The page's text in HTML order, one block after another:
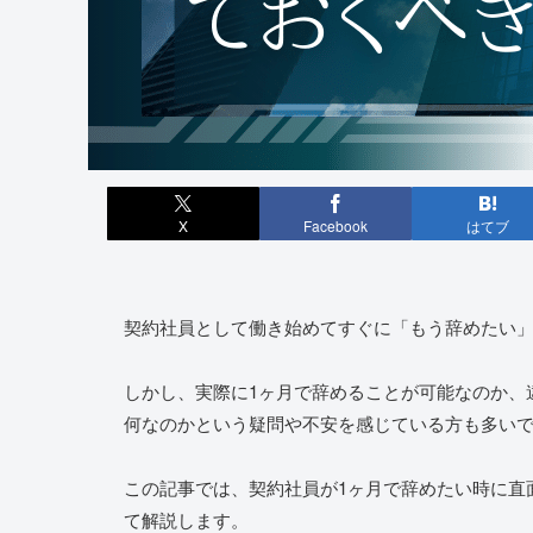
X Facebook はてブ
契約社員として働き始めてすぐに「もう辞めたい
しかし、実際に1ヶ月で辞めることが可能なのか
何なのかという疑問や不安を感じている方も多い
この記事では、契約社員が1ヶ月で辞めたい時に
て解説します。